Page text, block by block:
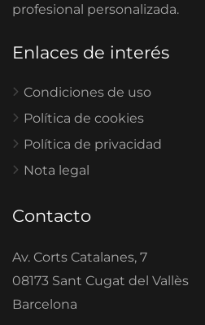
profesional personalizada.
Enlaces de interés
Condiciones de uso
Política de cookies
Política de privacidad
Nota legal
Contacto
Av. Corts Catalanes, 7
08173 Sant Cugat del Vallès
Barcelona